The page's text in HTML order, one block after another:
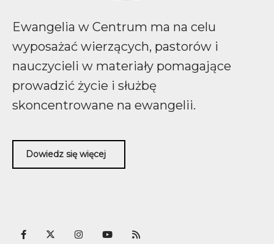
Ewangelia w Centrum ma na celu
wyposażać wierzących, pastorów i
nauczycieli w materiały pomagające
prowadzić życie i służbę
skoncentrowane na ewangelii.
Dowiedz się więcej